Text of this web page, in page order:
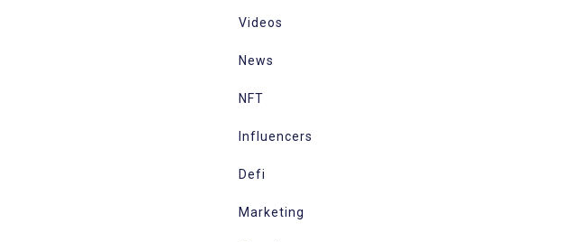
Videos
News
NFT
Influencers
Defi
Marketing